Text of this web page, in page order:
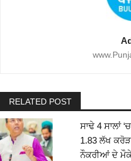
RELATED POST
ਸਾਢੇ 4 ਸਾਲਾਂ
1.83 ਲੱਖ
ਨੌਕਰੀਆਂ ਦੇ ਮੌਕੇ